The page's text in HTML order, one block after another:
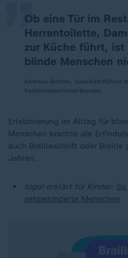
Ob eine Tür im
Herrentoilette,
zur Küche führt,
blinde Menschen
Erleichterung im Alltag für
Menschen brachte die
auch Brailleschrift oder Braille
Jahren.
logo! erklärt für Kinder:
sehbehinderte Menschen